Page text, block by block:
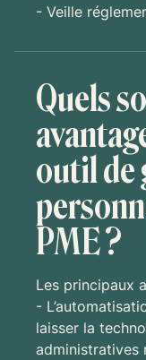
- Veille
Quels
outil de
PME ?
Les principaux
-
laisser la
administratives